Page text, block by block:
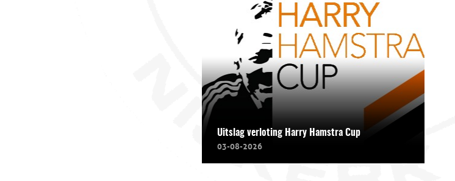
Uitslag verloting Harry Hamstra Cup
03-08-2026